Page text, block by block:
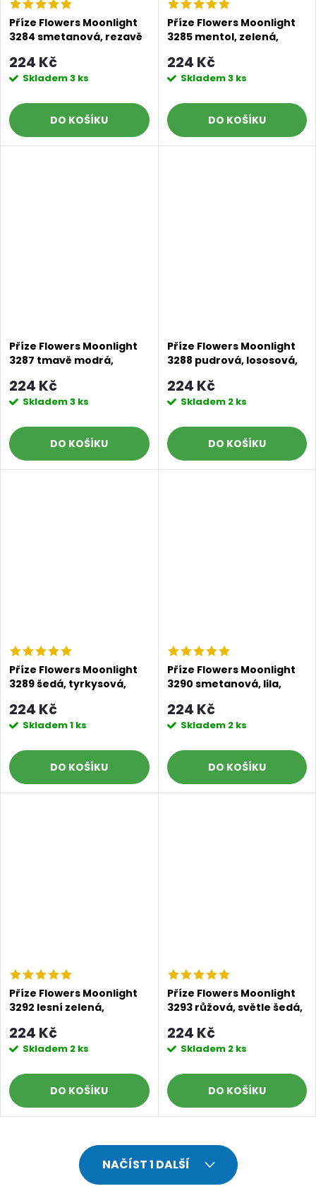
Příze Flowers Moonlight
3284 smetanová, rezavě
hnědá
224 Kč
Skladem3 ks
DO KOŠÍKU
Příze Flowers Moonlight
3285 mentol, zelená,
224 Kč
Skladem3 ks
DO KOŠÍKU
Příze Flowers Moonlight
3287 tmavě modrá,
224 Kč
Skladem3 ks
DO KOŠÍKU
Příze Flowers Moonlight
3288 pudrová, lososová,
224 Kč
Skladem 2 ks
DO KOŠÍKU
Příze Flowers Moonlight
3289 šedá, tyrkysová,
224 Kč
Skladem1 ks
DO KOŠÍKU
Příze Flowers Moonlight
3290 smetanová, lila,
224 Kč
Skladem 2 ks
DO KOŠÍKU
Příze Flowers Moonlight
3292 lesní zelená,
růžovolososová
224 Kč
Skladem 2 ks
DO KOŠÍKU
Příze Flowers Moonlight
3293 růžová, světle šedá,
224 Kč
Skladem 2 ks
DO KOŠÍKU
NAČÍST 1 DALŠÍ
Doprava a platby Prodejna
Poslat